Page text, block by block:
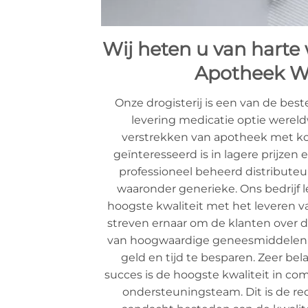
Wij heten u van
Apotheek
Onze drogisterij is een van de
levering medicatie optie
verstrekken van apotheek met
geïnteresseerd is in lagere prijzen
professioneel beheerd
waaronder generieke. Ons bedrijf
hoogste kwaliteit met het leveren
streven ernaar om de klanten over
van hoogwaardige
geld en tijd te besparen. Zeer
succes is de hoogste kwaliteit in
ondersteuningsteam. Dit is de